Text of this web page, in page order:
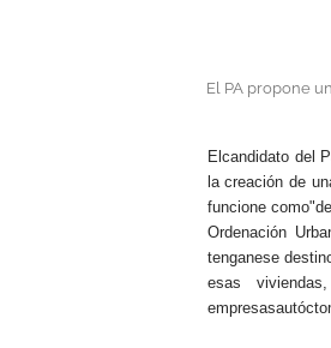
El PA propone
Elcandidato del
la creación de
funcione
Ordenación
tenganese
esas